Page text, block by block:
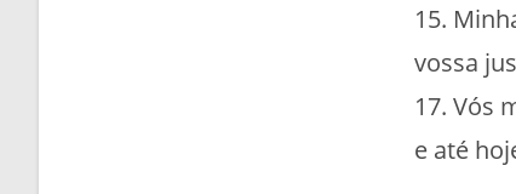
15.
vossa
17. Vós
e até